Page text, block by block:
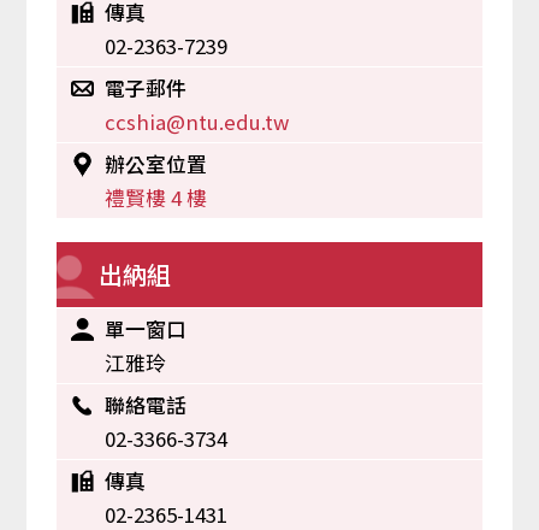
傳真
02-2363-7239
電子郵件
ccshia@ntu.edu.tw
辦公室位置
禮賢樓 4 樓
出納組
單一窗口
江雅玲
聯絡電話
02-3366-3734
傳真
02-2365-1431